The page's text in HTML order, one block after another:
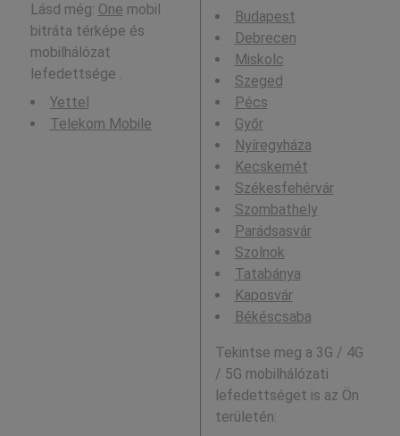
Lásd még: One mobil
bitráta térképe és
mobilhálózat
lefedettsége .
Yettel
Telekom Mobile
Budapest
Debrecen
Miskolc
Szeged
Pécs
Győr
Nyíregyháza
Kecskemét
Székesfehérvár
Szombathely
Parádsasvár
Szolnok
Tatabánya
Kaposvár
Békéscsaba
Tekintse meg a 3G / 4G
/ 5G mobilhálózati
lefedettséget is az Ön
területén: